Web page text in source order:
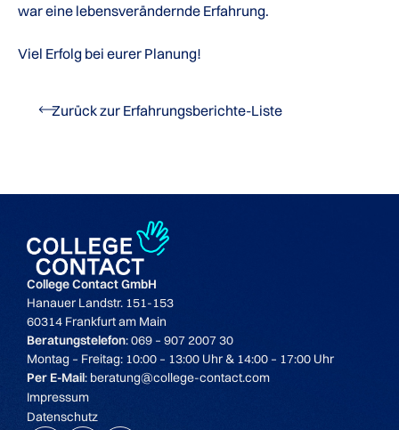
war eine lebensverändernde Erfahrung.
Viel Erfolg bei eurer Planung!
Zurück zur Erfahrungsberichte-Liste
College Contact GmbH
Hanauer Landstr. 151-153
60314 Frankfurt am Main
Beratungstelefon: 069 – 907 2007 30
Montag – Freitag: 10:00 – 13:00 Uhr & 14:00 – 17:00 Uhr
Per E-Mail: beratung@college-contact.com
Impressum
Datenschutz